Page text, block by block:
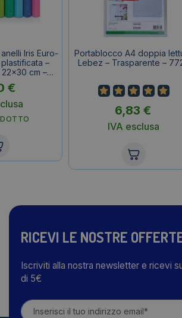
Iris Euro-
–
cm –
€
Portablocco A4 doppia
Lebez – Trasparente –
6,83 €
IVA esclusa
RICEVI LE NOSTRE
Iscriviti alla nostra newsletter e ricevi
di 5€